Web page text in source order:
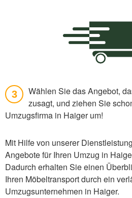
3
Wählen Sie das Angebot,
zusagt, und ziehen Sie
Umzugsfirma in Haiger um!
Mit Hilfe von unserer
Angebote für Ihren Umzug in
Dadurch erhalten Sie einen
Ihren Möbeltransport durch ein
Umzugsunternehmen in Haiger.